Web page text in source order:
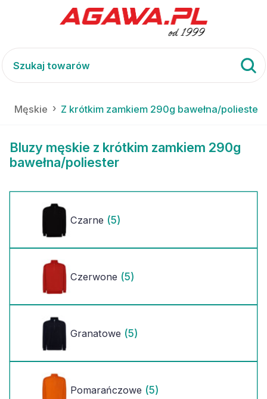
Męskie Z krótkim zamkiem 290g bawełna/poliester
Bluzy męskie z krótkim zamkiem 290g
bawełna/poliester
Czarne (5)
Czerwone (5)
Granatowe (5)
Pomarańczowe (5)